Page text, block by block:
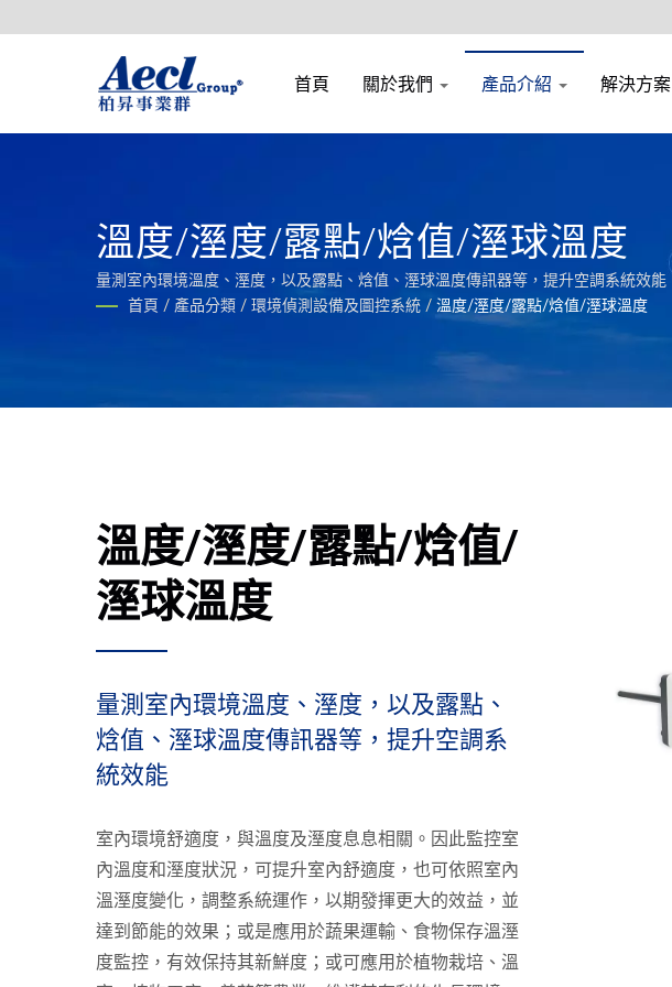
首頁 關於我們 產品介紹 解決方案
溫度/溼度/露點/焓值/溼球溫度
量測室內環境溫度、溼度，以及露點、焓值、溼球溫度傳訊器等，提升空調系統效能
首頁 / 產品分類 / 環境偵測設備及圖控系統 / 溫度/溼度/露點/焓值/溼球溫度
溫度/溼度/露點/焓值/
溼球溫度
量測室內環境溫度、溼度，以及露點、
焓值、溼球溫度傳訊器等，提升空調系
統效能
室內環境舒適度，與溫度及溼度息息相關。因此監控室
內溫度和溼度狀況，可提升室內舒適度，也可依照室內
溫溼度變化，調整系統運作，以期發揮更大的效益，並
達到節能的效果；或是應用於蔬果運輸、食物保存溫溼
度監控，有效保持其新鮮度；或可應用於植物栽培、溫